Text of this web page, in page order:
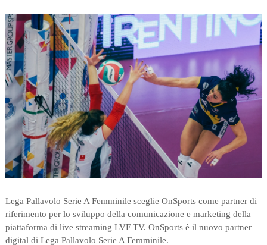
Lega Pallavolo Serie A Femminile sceglie OnSports come partner di
riferimento per lo sviluppo della comunicazione e marketing della
piattaforma di live streaming LVF TV. OnSports è il nuovo partner
digital di Lega Pallavolo Serie A Femminile.